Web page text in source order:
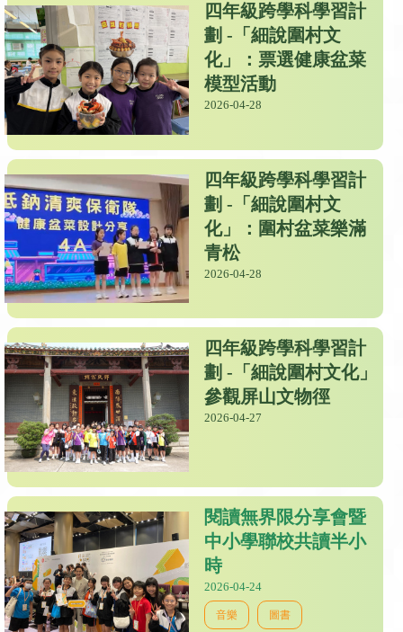
四年級跨學科學習計
劃 -「細說圍村文
化」：票選健康盆菜
模型活動
2026-04-28
四年級跨學科學習計
劃 -「細說圍村文
化」：圍村盆菜樂滿
青松
2026-04-28
四年級跨學科學習計
劃 -「細說圍村文化」
參觀屏山文物徑
2026-04-27
閱讀無界限分享會暨
中小學聯校共讀半小
時
2026-04-24
音樂 圖書